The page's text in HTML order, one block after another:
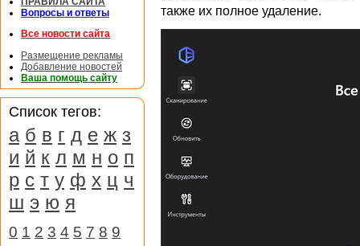
также их полное удаление.
Вопросы и ответы
Все новости сайта
Размещение рекламы
Добавление новостей
Ваша помощь сайту
Список тегов:
а б в г д е ж з
и й к л м н о п
р с т у ф х ц ч
ш э ю я
0 1 2 3 4 5 7 8 9